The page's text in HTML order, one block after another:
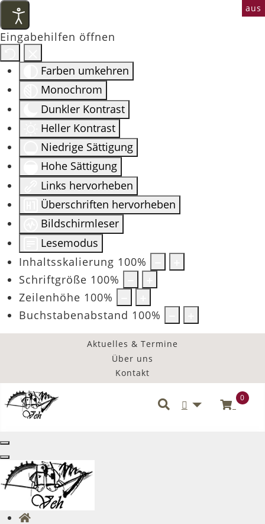
Eingabehilfen öffnen
Farben umkehren
Monochrom
Dunkler Kontrast
Heller Kontrast
Niedrige Sättigung
Hohe Sättigung
Links hervorheben
Überschriften hervorheben
Bildschirmleser
Lesemodus
Inhaltsskalierung 100%
Schriftgröße 100%
Zeilenhöhe 100%
Buchstabenabstand 100%
Aktuelles & Termine
Über uns
Kontakt
Benutzermenü
0
aus